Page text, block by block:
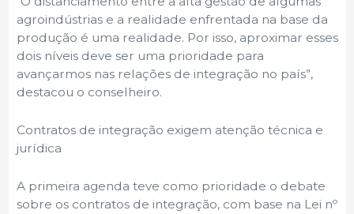
agroindústrias e a realidade enfrentada na base da
produção é uma realidade. Por isso, aproximar esses
dois níveis deve ser uma prioridade para
avançarmos nas relações de integração no país”,
destacou o conselheiro.
Contratos de integração exigem atenção técnica e
jurídica
A primeira agenda teve como prioridade o debate
sobre os contratos de integração, com base na Lei nº